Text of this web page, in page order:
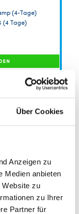
Über Cookies
Anzeigen zu
Medien anbieten
Website zu
zu Ihrer
Partner für
(4-Tage)
(4 Tage)
209,00 EUR
inkl. Ausstattung